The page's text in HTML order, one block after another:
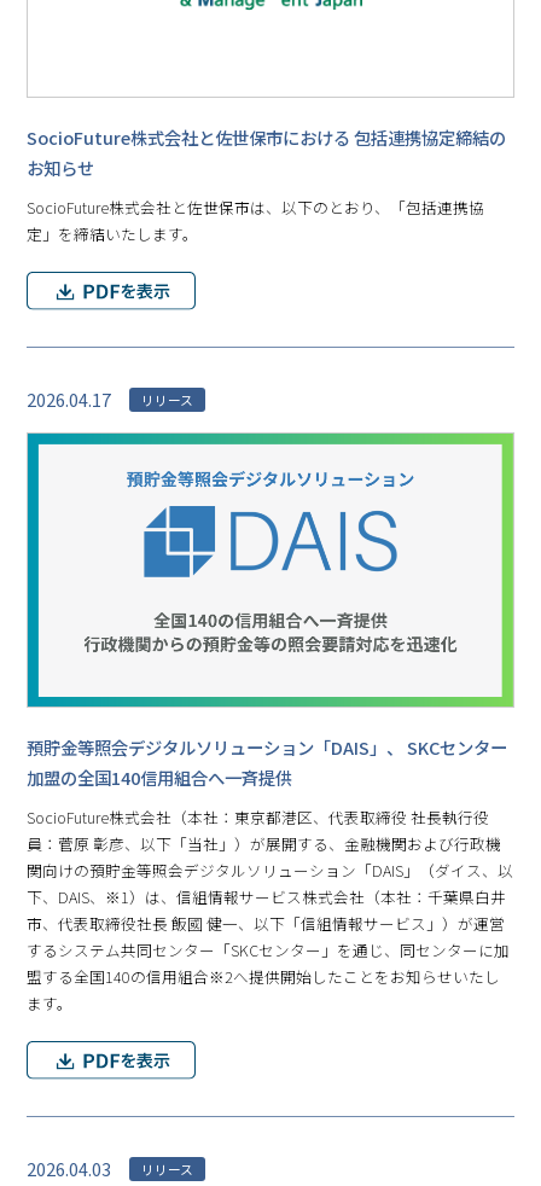
SocioFuture株式会社と佐世保市における 包括連携協定締結の
お知らせ
SocioFuture株式会社と佐世保市は、以下のとおり、「包括連携協
定」を締結いたします。
2026.04.17 リリース
預貯金等照会デジタルソリューション「DAIS」、 SKCセンター
加盟の全国140信用組合へ一斉提供
SocioFuture株式会社（本社：東京都港区、代表取締役 社長執行役
員：菅原 彰彦、以下「当社」）が展開する、金融機関および行政機
関向けの預貯金等照会デジタルソリューション「DAIS」（ダイス、以
下、DAIS、※1）は、信組情報サービス株式会社（本社：千葉県白井
市、代表取締役社長 飯國 健一、以下「信組情報サービス」）が運営
するシステム共同センター「SKCセンター」を通じ、同センターに加
盟する全国140の信用組合※2へ提供開始したことをお知らせいたし
ます。
2026.04.03 リリース